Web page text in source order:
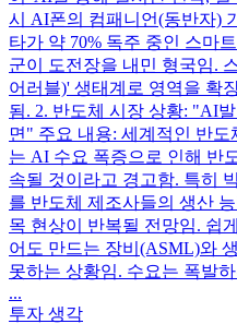
시 AI폰의 컴패니언(동반자)
타가 약 70% 독주 중인 스마
군이 도전장을 내민 형국임.
어러블)' 생태계로 영역을 확
됨. 2. 반도체 시장 상황: "AI
면" 주요 내용: 세계적인 반
는 AI 수요 폭증으로 인해 반
속될 것이라고 경고함. 특히
를 반도체 제조사들의 생산
목 현상이 반복될 전망임. 쉽
어도 만드는 장비(ASML)와
못하는 상황임. 수요는 폭발
...
투자 생각